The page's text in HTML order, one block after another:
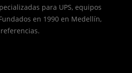
para UPS, equipos
en 1990 en Medellín,